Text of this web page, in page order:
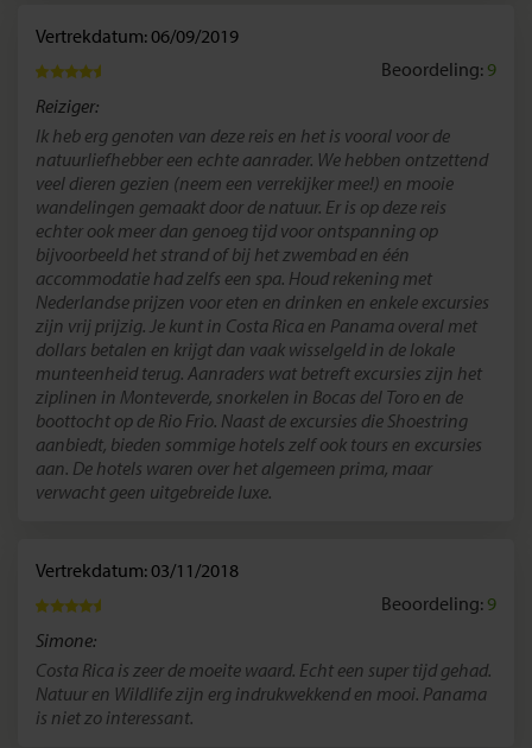
Vertrekdatum: 06/09/2019
Beoordeling: 9
Reiziger:
Ik heb erg genoten van deze reis en het is vooral voor de
natuurliefhebber een echte aanrader. We hebben ontzettend
veel dieren gezien (neem een verrekijker mee!) en mooie
wandelingen gemaakt door de natuur. Er is op deze reis
echter ook meer dan genoeg tijd voor ontspanning op
bijvoorbeeld het strand of bij het zwembad en één
accommodatie had zelfs een spa. Houd rekening met
Nederlandse prijzen voor eten en drinken en enkele excursies
zijn vrij prijzig. Je kunt in Costa Rica en Panama overal met
dollars betalen en krijgt dan vaak wisselgeld in de lokale
munteenheid terug. Aanraders wat betreft excursies zijn het
ziplinen in Monteverde, snorkelen in Bocas del Toro en de
boottocht op de Rio Frio. Naast de excursies die Shoestring
aanbiedt, bieden sommige hotels zelf ook tours en excursies
aan. De hotels waren over het algemeen prima, maar
verwacht geen uitgebreide luxe.
Vertrekdatum: 03/11/2018
Beoordeling: 9
Simone:
Costa Rica is zeer de moeite waard. Echt een super tijd gehad.
Natuur en Wildlife zijn erg indrukwekkend en mooi. Panama
is niet zo interessant.